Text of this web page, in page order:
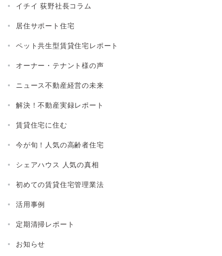
イチイ 荻野社長コラム
居住サポート住宅
ペット共生型賃貸住宅レポート
オーナー・テナント様の声
ニュース不動産経営の未来
解決！不動産実録レポート
賃貸住宅に住む
今が旬！人気の高齢者住宅
シェアハウス 人気の真相
初めての賃貸住宅管理業法
活用事例
定期清掃レポート
お知らせ